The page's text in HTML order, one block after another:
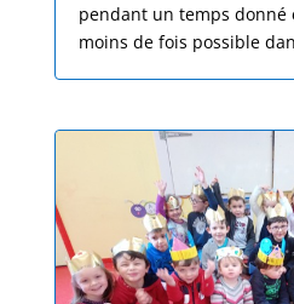
pendant un temps donné
moins de fois possible